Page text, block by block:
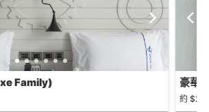
Family) 豪華
約